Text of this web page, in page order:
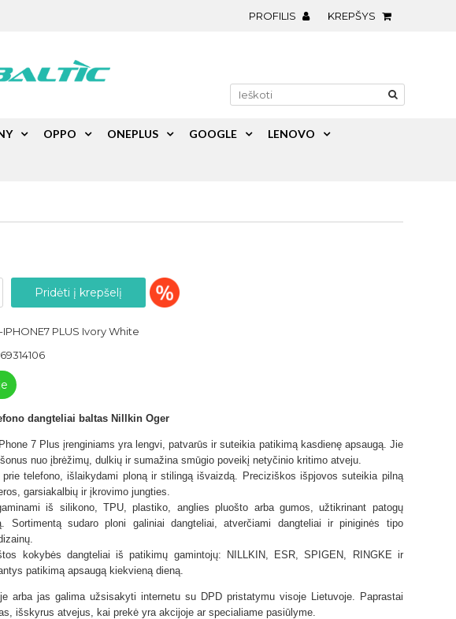
PROFILIS KREPŠYS
PLUS Ivory White
dangteliai baltas Nillkin Oger
7 Plus įrenginiams yra lengvi, patvarūs ir suteikia patikimą kasdienę apsaugą. Jie
nuo įbrėžimų, dulkių ir sumažina smūgio poveikį netyčinio kritimo atveju.
prie telefono, išlaikydami ploną ir stilingą išvaizdą. Preciziškos išpjovos suteikia pilną
garsiakalbių ir įkrovimo jungties.
iš silikono, TPU, plastiko, anglies pluošto arba gumos, užtikrinant patogų
Sortimentą sudaro ploni galiniai dangteliai, atverčiami dangteliai ir piniginės tipo
kokybės dangteliai iš patikimų gamintojų: NILLKIN, ESR, SPIGEN, RINGKE ir
patikimą apsaugą kiekvieną dieną.
arba jas galima užsisakyti internetu su DPD pristatymu visoje Lietuvoje. Paprastai
išskyrus atvejus, kai prekė yra akcijoje ar specialiame pasiūlyme.
OPPO ONEPLUS GOOGLE LENOVO